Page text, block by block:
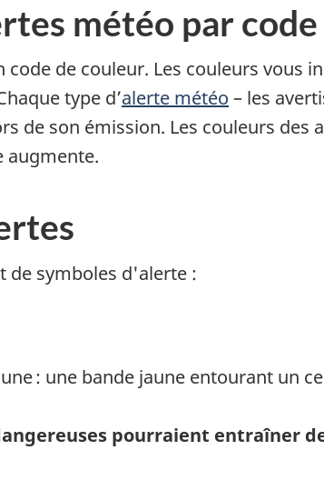
météo par
de couleur. Les couleurs vous
type d’alerte météo – les
de son émission. Les couleurs des
augmente.
de symboles d'alerte :
pourraient entraîner